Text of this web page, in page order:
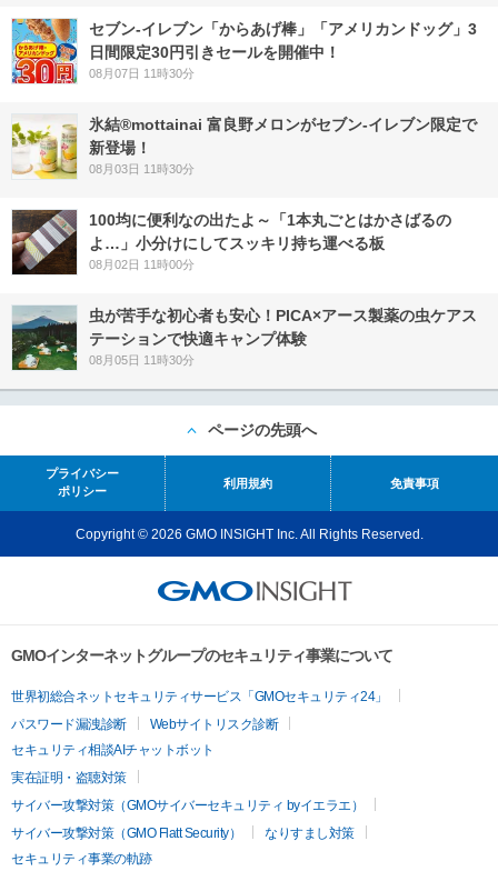
セブン‐イレブン「からあげ棒」「アメリカンドッグ」3
日間限定30円引きセールを開催中！
08月07日 11時30分
氷結®mottainai 富良野メロンがセブン‐イレブン限定で
新登場！
08月03日 11時30分
100均に便利なの出たよ～「1本丸ごとはかさばるの
よ…」小分けにしてスッキリ持ち運べる板
08月02日 11時00分
虫が苦手な初心者も安心！PICA×アース製薬の虫ケアス
テーションで快適キャンプ体験
08月05日 11時30分
ページの先頭へ
プライバシー
ポリシー
利用規約 免責事項
Copyright © 2026 GMO INSIGHT Inc. All Rights Reserved.
GMOインターネットグループのセキュリティ事業について
世界初総合ネットセキュリティサービス「GMOセキュリティ24」
パスワード漏洩診断
Webサイトリスク診断
セキュリティ相談AIチャットボット
実在証明・盗聴対策
サイバー攻撃対策（GMOサイバーセキュリティ byイエラエ）
サイバー攻撃対策（GMO Flatt Security）
なりすまし対策
セキュリティ事業の軌跡